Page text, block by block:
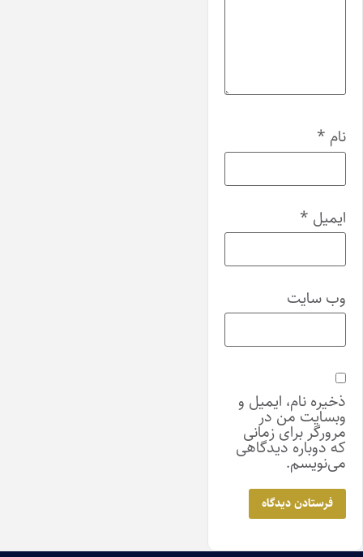
نام *
ایمیل *
وب‌ سایت
ذخیره نام، ایمیل و
وبسایت من در
مرورگر برای زمانی
که دوباره دیدگاهی
می‌نویسم.